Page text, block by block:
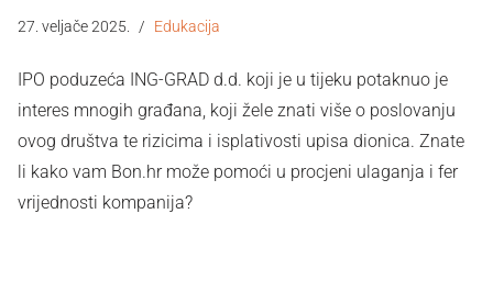
27. veljače 2025. Edukacija
IPO poduzeća ING-GRAD d.d. koji je u tijeku potaknuo je
interes mnogih građana, koji žele znati više o poslovanju
ovog društva te rizicima i isplativosti upisa dionica. Znate
li kako vam Bon.hr može pomoći u procjeni ulaganja i fer
vrijednosti kompanija?